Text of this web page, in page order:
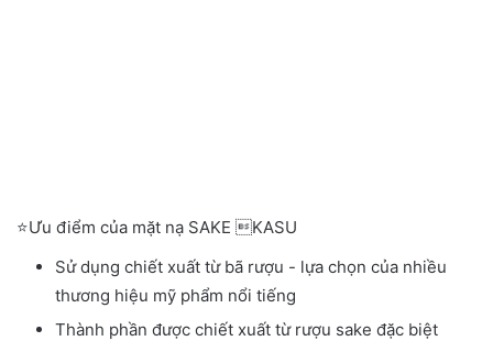
⭐️Ưu điểm của mặt nạ SAKE KASU
Sử dụng chiết xuất từ bã rượu - lựa chọn của nhiều
thương hiệu mỹ phẩm nổi tiếng
Thành phần được chiết xuất từ rượu sake đặc biệt